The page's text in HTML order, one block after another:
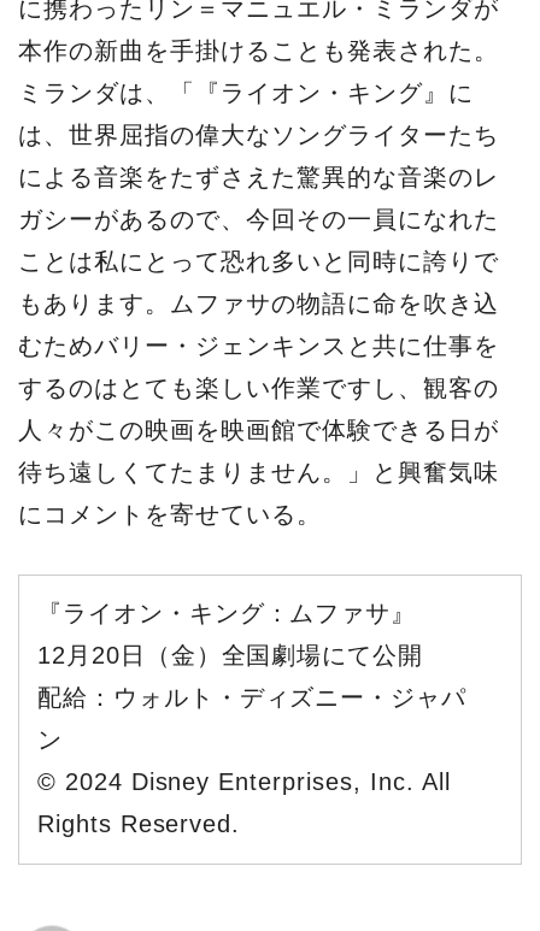
に携わったリン＝マニュエル・ミランダが
本作の新曲を手掛けることも発表された。
ミランダは、「『ライオン・キング』に
は、世界屈指の偉大なソングライターたち
による音楽をたずさえた驚異的な音楽のレ
ガシーがあるので、今回その一員になれた
ことは私にとって恐れ多いと同時に誇りで
もあります。ムファサの物語に命を吹き込
むためバリー・ジェンキンスと共に仕事を
するのはとても楽しい作業ですし、観客の
人々がこの映画を映画館で体験できる日が
待ち遠しくてたまりません。」と興奮気味
にコメントを寄せている。
『ライオン・キング：ムファサ』
12月20日（金）全国劇場にて公開
配給：ウォルト・ディズニー・ジャパ
ン
© 2024 Disney Enterprises, Inc. All
Rights Reserved.